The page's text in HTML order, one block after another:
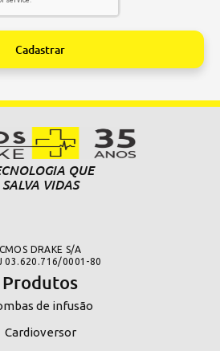
Cadastrar
QUE
SALVA VIDAS
CMOS DRAKE S/A
03.620.716/0001-80
Produtos
de infusão
Cardioversor